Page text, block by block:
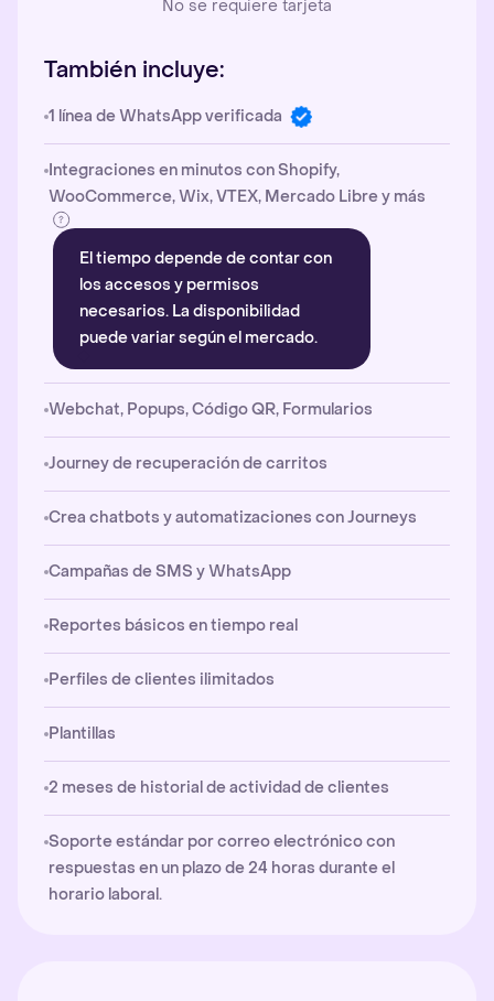
No se requiere tarjeta
También incluye:
1 línea de WhatsApp verificada
Integraciones en minutos con Shopify,
WooCommerce, Wix, VTEX, Mercado Libre y más
El tiempo depende de contar con
los accesos y permisos
necesarios. La disponibilidad
puede variar según el mercado.
Webchat, Popups, Código QR, Formularios
Journey de recuperación de carritos
Crea chatbots y automatizaciones con Journeys
Campañas de SMS y WhatsApp
Reportes básicos en tiempo real
Perfiles de clientes ilimitados
Plantillas
2 meses de historial de actividad de clientes
Soporte estándar por correo electrónico con
respuestas en un plazo de 24 horas durante el
horario laboral.